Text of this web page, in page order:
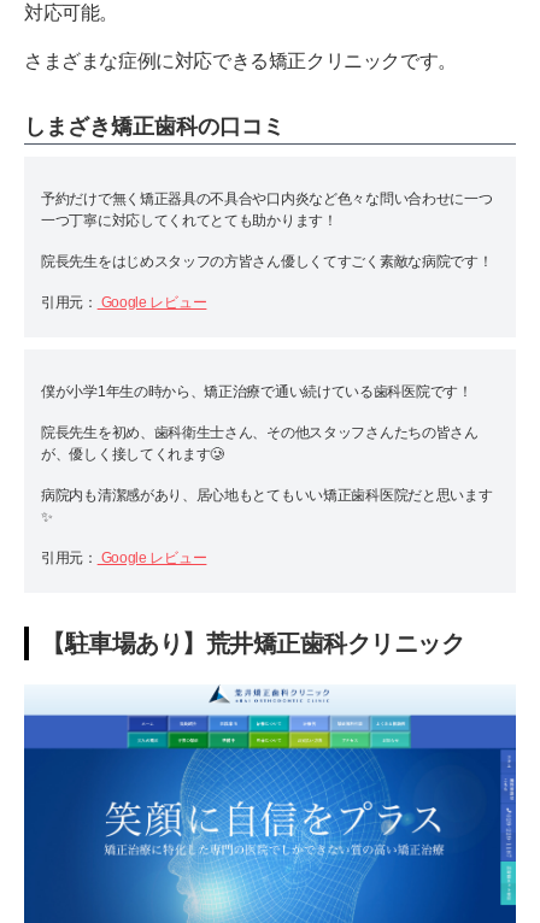
対応可能。
さまざまな症例に対応できる矯正クリニックです。
しまざき矯正歯科の口コミ
予約だけで無く矯正器具の不具合や口内炎など色々な問い合わせに一つ
一つ丁寧に対応してくれてとても助かります！
院長先生をはじめスタッフの方皆さん優しくてすごく素敵な病院です！
引用元： Google レビュー
僕が小学1年生の時から、矯正治療で通い続けている歯科医院です！
院長先生を初め、歯科衛生士さん、その他スタッフさんたちの皆さん
が、優しく接してくれます🥲
病院内も清潔感があり、居心地もとてもいい矯正歯科医院だと思います
✨
引用元： Google レビュー
【駐車場あり】荒井矯正歯科クリニック